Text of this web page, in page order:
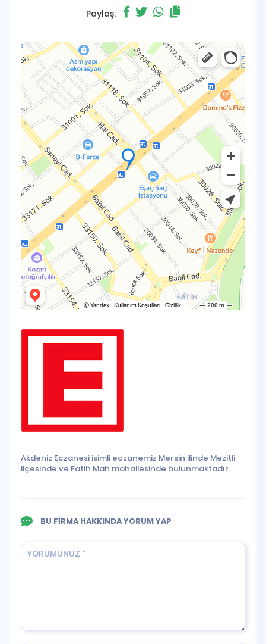
Paylaş:
Akdeniz Eczanesi isimli eczanemiz Mersin ilinde Mezitli
ilçesinde ve Fatih Mah mahallesinde bulunmaktadır.
BU FİRMA HAKKINDA YORUM YAP